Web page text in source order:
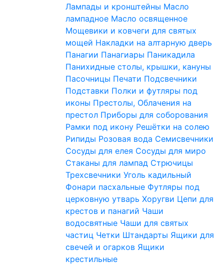
Лампады и кронштейны Масло
лампадное Масло освященное
Мощевики и ковчеги для святых
мощей Накладки на алтарную дверь
Панагии Панагиары Паникадила
Панихидные столы, крышки, кануны
Пасочницы Печати Подсвечники
Подставки Полки и футляры под
иконы Престолы, Облачения на
престол Приборы для соборования
Рамки под икону Решётки на солею
Рипиды Розовая вода Семисвечники
Сосуды для елея Сосуды для миро
Стаканы для лампад Стрючицы
Трехсвечники Уголь кадильный
Фонари пасхальные Футляры под
церковную утварь Хоругви Цепи для
крестов и панагий Чаши
водосвятные Чаши для святых
частиц Четки Штандарты Ящики для
свечей и огарков Ящики
крестильные